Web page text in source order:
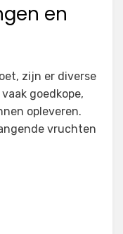
en
zijn er diverse
goedkope,
opleveren.
vruchten